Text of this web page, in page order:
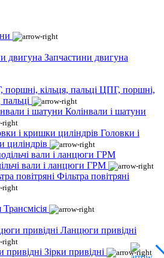
Запчастини двигуна
ЦПГ, поршні,
пальці
Колінвали і шатуни
Головки і
циліндрів
вали і ланцюги ГРМ
Фільтра повітряні
Трансмісія
Ланцюги привідні
Зірки привідні